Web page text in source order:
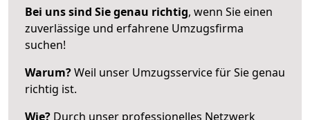
Bei uns sind Sie genau richtig, wenn Sie einen
zuverlässige und erfahrene Umzugsfirma
suchen!
Warum?Weil unser Umzugsservice für Sie genau
richtig ist.
Wie? Durch unser professionelles Netzwerk